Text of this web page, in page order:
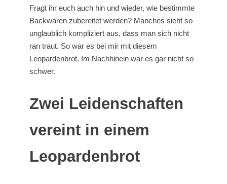
Fragt ihr euch auch hin und wieder, wie bestimmte
Backwaren zubereitet werden? Manches sieht so
unglaublich kompliziert aus, dass man sich nicht
ran traut. So war es bei mir mit diesem
Leopardenbrot. Im Nachhinein war es gar nicht so
schwer.
Zwei Leidenschaften
vereint in einem
Leopardenbrot